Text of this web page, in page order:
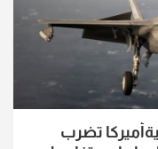
تضرب